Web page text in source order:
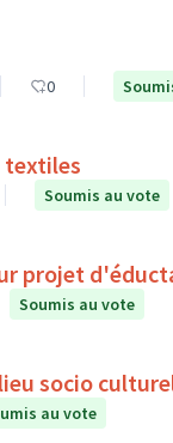
0
textiles
Soumis au vote
projet
Soumis au vote
socio
au vote